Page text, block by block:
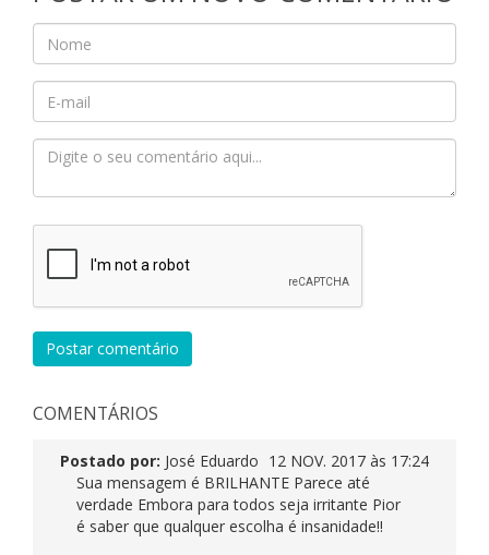
Postar comentário
COMENTÁRIOS
Postado por: José Eduardo 12 NOV. 2017 às 17:24
Sua mensagem é BRILHANTE Parece até
verdade Embora para todos seja irritante Pior
é saber que qualquer escolha é insanidade!!